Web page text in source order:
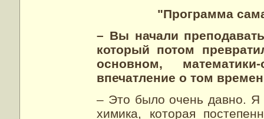
"Программа
– Вы начали
который потом
основном,
впечатление о том
– Это было очень давно. Я
химика, которая